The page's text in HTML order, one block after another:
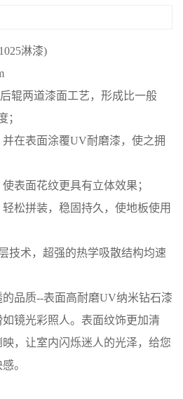
淋漆)
辊两道漆面工艺，形成比一般
；
在表面涂覆UV耐磨漆，使之拥
表面花纹更具有立体效果；
松拼装，稳固持久，使地板使用
技术，超强的热学吸散结构均速
品质--表面高耐磨UV纳米钻石漆
镜光彩照人。表面纹饰更加清
，让室内闪烁迷人的光泽，给您
。